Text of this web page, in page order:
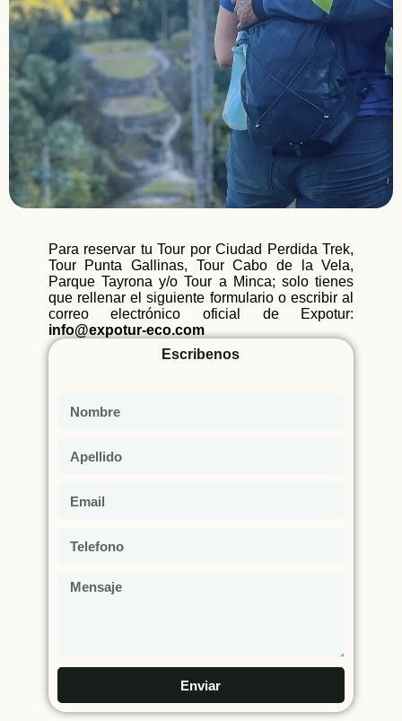
Para reservar tu Tour por Ciudad Perdida Trek,
Tour Punta Gallinas, Tour Cabo de la Vela,
Parque Tayrona y/o Tour a Minca; solo tienes
que rellenar el siguiente formulario o escribir al
correo electrónico oficial de Expotur:
info@expotur-eco.com
Escribenos
Enviar